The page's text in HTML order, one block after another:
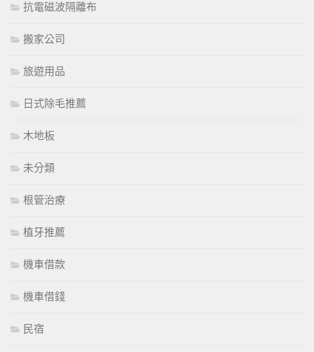
抗電磁波隔離布
搬家公司
旅遊用品
日式除毛推薦
木地板
未分類
根管治療
植牙推薦
機車借款
機車借錢
民宿